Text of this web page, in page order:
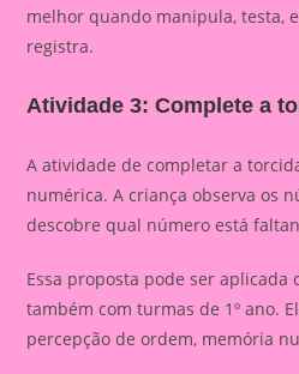
melhor quando manipula, testa,
registra.
Atividade 3: Complete a
A atividade de completar a
numérica. A criança observa os
descobre qual número está
Essa proposta pode ser aplicada
também com turmas de 1º ano.
percepção de ordem, memória